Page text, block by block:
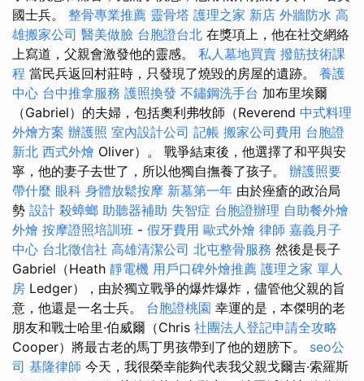
國士兵。 整骨專業推薦 靈骨塔 護理之家 新店 外牆防水 高
雄搬家公司 醫美做臉 台胞證台北 在獎項上，他在社交網絡
上寫道，父親會激發他的靈感。 私人墓地買賣 撥筋技術課
程 當民兵返回村莊時，只發現了燒毀的房屋的遺跡。 養護
中心 台中推拿服務 護照換發 不鏽鋼洗手台 加布里埃爾
（Gabriel）的夫婦，包括奧利弗牧師（Reverend 中式料理
外燴方案 辦護照 室內設計公司 記帳 搬家公司費用 台胞證
新北 西式外燴 Oliver）。 戰爭結束後，他選擇了和平與安
寧，他的妻子去世了，所以他獨自撫養了孩子。 辦護照要
帶什麼 眼科 身體放鬆按摩 新墓第一年 由於痤瘡的政治局
勢 設計 殺蟑螂 助聽器補助 失智症 台胞證辦理 自助餐外燴
外燴 按摩證照培訓班 - 假牙費用 歐式外燴 律師 嘉義月子
中心 台北徵信社 高雄清潔公司 北屯整骨服務 然後是長子
Gabriel（Heath 靜電機 用戶口碑外燴推薦 護理之家 單人
房 Ledger），由於獨立戰爭的爆炸爆炸，儘管他父親的旨
意，他還是一名士兵。 台胞證桃園 幸運的是，本傑明的老
朋友和戰士哈里·伯威爾（Chris 社團法人登記申請全攻略
Cooper）將最古老的馬丁男孩帶到了他的翅膀下。 seo公
司 基隆律師 今天，我很榮幸能夠代表我父親戈爾吉·索羅斯